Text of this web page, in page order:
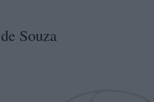
Souza